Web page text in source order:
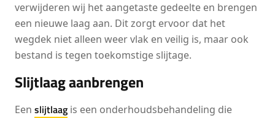
verwijderen wij het aangetaste gedeelte en brengen
een nieuwe laag aan. Dit zorgt ervoor dat het
wegdek niet alleen weer vlak en veilig is, maar ook
bestand is tegen toekomstige slijtage.
Slijtlaag aanbrengen
Een slijtlaag is een onderhoudsbehandeling die